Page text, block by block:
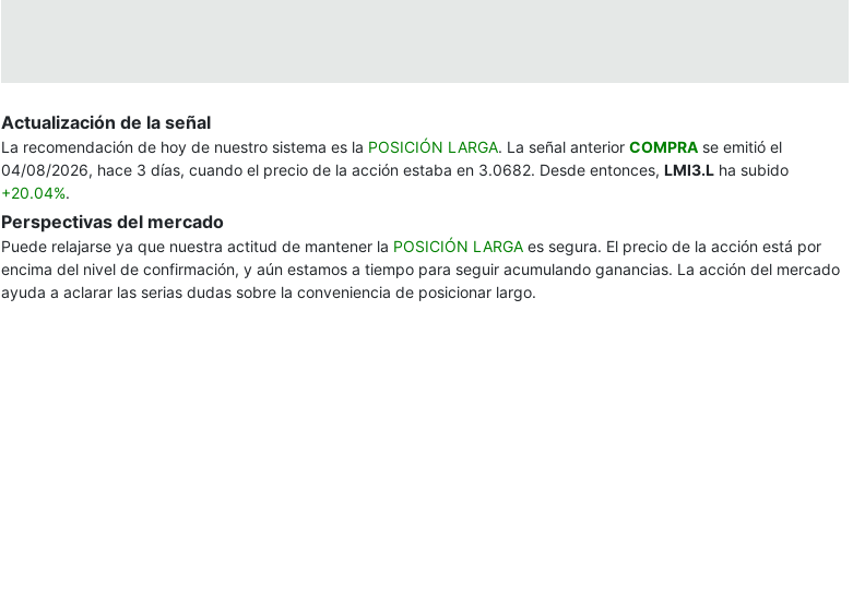
Actualización de la señal
La recomendación de hoy de nuestro sistema es la POSICIÓN LARGA. La señal anterior COMPRA se emitió el
04/08/2026, hace 3 días, cuando el precio de la acción estaba en 3.0682. Desde entonces, LMI3.L ha subido
+20.04%.
Perspectivas del mercado
Puede relajarse ya que nuestra actitud de mantener la POSICIÓN LARGA es segura. El precio de la acción está por
encima del nivel de confirmación, y aún estamos a tiempo para seguir acumulando ganancias. La acción del mercado
ayuda a aclarar las serias dudas sobre la conveniencia de posicionar largo.